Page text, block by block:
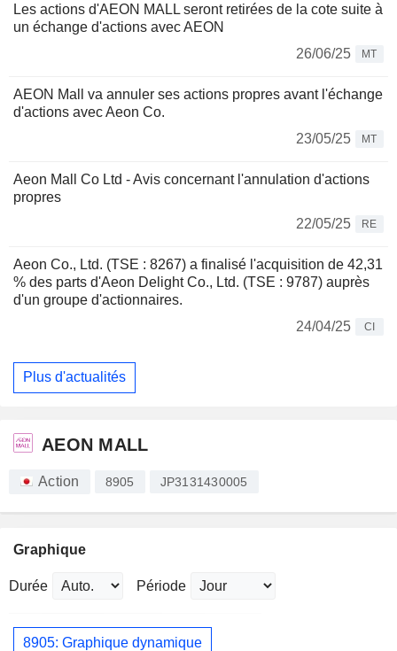
Les actions d'AEON MALL seront retirées de la cote suite à
un échange d'actions avec AEON
26/06/25
MT
AEON Mall va annuler ses actions propres avant l'échange
d'actions avec Aeon Co.
23/05/25
MT
Aeon Mall Co Ltd - Avis concernant l'annulation d'actions
propres
22/05/25
RE
Aeon Co., Ltd. (TSE : 8267) a finalisé l'acquisition de 42,31
% des parts d'Aeon Delight Co., Ltd. (TSE : 9787) auprès
d'un groupe d'actionnaires.
24/04/25
CI
Plus d'actualités
AEON MALL
Action 8905 JP3131430005
Graphique
Durée Période
8905: Graphique dynamique